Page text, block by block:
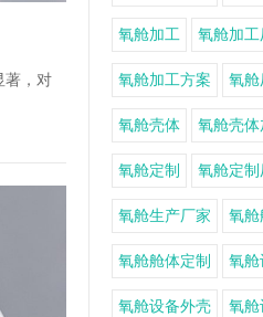
著，对
氧舱加工 氧舱加工
氧舱加工方案 氧舱
氧舱壳体 氧舱壳体
氧舱定制 氧舱定制
氧舱生产厂家 氧舱
氧舱舱体定制 氧舱
氧舱设备外壳 氧舱